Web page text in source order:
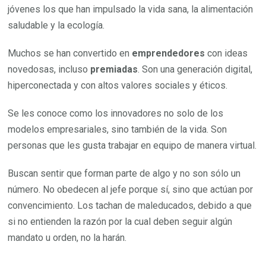
jóvenes los que han impulsado la vida sana, la alimentación
saludable y la ecología.
Muchos se han convertido en emprendedores con ideas
novedosas, incluso premiadas. Son una generación digital,
hiperconectada y con altos valores sociales y éticos.
Se les conoce como los innovadores no solo de los
modelos empresariales, sino también de la vida. Son
personas que les gusta trabajar en equipo de manera virtual.
Buscan sentir que forman parte de algo y no son sólo un
número. No obedecen al jefe porque sí, sino que actúan por
convencimiento. Los tachan de maleducados, debido a que
si no entienden la razón por la cual deben seguir algún
mandato u orden, no la harán.